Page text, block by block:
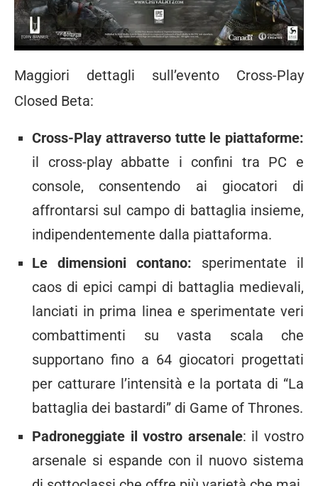
Maggiori dettagli sull’evento Cross-Play
Closed Beta:
Cross-Play attraverso tutte le piattaforme:
il cross-play abbatte i confini tra PC e
console, consentendo ai giocatori di
affrontarsi sul campo di battaglia insieme,
indipendentemente dalla piattaforma.
Le dimensioni contano: sperimentate il
caos di epici campi di battaglia medievali,
lanciati in prima linea e sperimentate veri
combattimenti su vasta scala che
supportano fino a 64 giocatori progettati
per catturare l’intensità e la portata di “La
battaglia dei bastardi” di Game of Thrones.
Padroneggiate il vostro arsenale: il vostro
arsenale si espande con il nuovo sistema